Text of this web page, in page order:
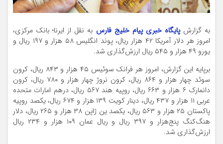
به گزارشپایگاه خبری پیام خلیج فارس به نقل از ایرنا؛ بانک مرکزی،
امروز هر دلار آمریکا ۴۲ هزار ریال، پوند انگلیس ۵۸ هزار و ۱۹۷ ریال و
یورو ۴۹ هزار و ۵۴۵ ریال ارزش‌گذاری شد.
برپایه این گزارش، امروز هر فرانک سوئیس ۴۵ هزار و ۸۴۳ ریال، کرون
سوئد چهار هزار و ۸۶۴ ریال، کرون نروژ چهار هزار و ۷۸۰ ریال، کرون
دانمارک ۶ هزار و ۶۶۳ ریال، روپیه هند ۵۶۷ ریال، درهم امارات متحده
عربی ۱۱ هزار و ۴۳۷ ریال، دینار کویت ۱۳۹ هزار و ۶۷۴ ریال، یکصد روپیه
پاکستان ۲۵ هزار و ۵۶۳ ریال، یکصد ین ژاپن ۳۸ هزار و ۲۶۵ ریال، دلار
هنگ‌کنگ پنج‌هزار و ۳۹۷ ریال و ریال عمان ۱۰۹ هزار و ۲۳۴ ریال
ارزش‌گذاری شد.